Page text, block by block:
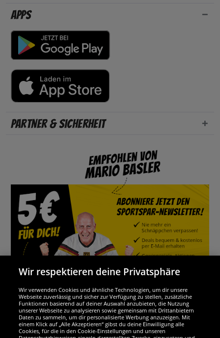
Apps
Partner & Sicherheit
Wir sind ausgezeichnet
Wir respektieren deine Privatsphäre
Wir verwenden Cookies und ähnliche Technologien, um dir unsere
Webseite zuverlässig und sicher zur Verfügung zu stellen, zusätzliche
Funktionen basierend auf deiner Auswahl anzubieten, die Nutzung
unserer Webseite zu analysieren sowie gemeinsam mit Drittanbietern
Daten zu sammeln, um dir personalisierte Werbung anzuzeigen. Mit
einem Klick auf „Alle Akzeptieren“ gibst du deine Einwilligung alle
Cookies, für die in den Cookie-Einstellungen und unseren